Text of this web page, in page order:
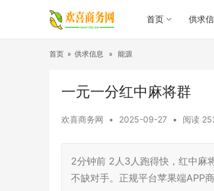
首页 供求
首页 » 供求信息 » 能源
一元一分红中麻将群
欢喜商务网 • 2025-09-27 • 阅读
2分钟前 2人3人跑得快，红中麻
不缺对手。正规平台苹果端APP